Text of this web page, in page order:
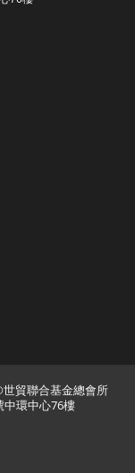
貿聯合基金總會所
環中心76樓